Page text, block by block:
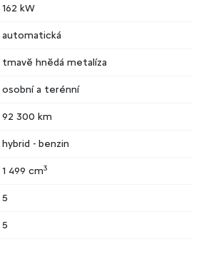
162 kW
automatická
tmavě hnědá metalíza
osobní a terénní
92 300 km
hybrid - benzin
1 499 cm3
5
5